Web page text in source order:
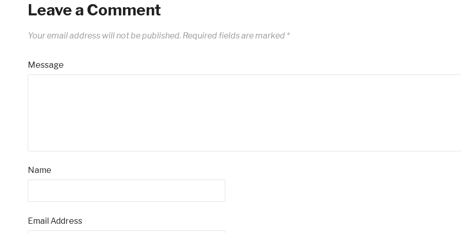
Leave a Comment
Your email address will not be published. Required fields are marked *
Message
Name
Email Address